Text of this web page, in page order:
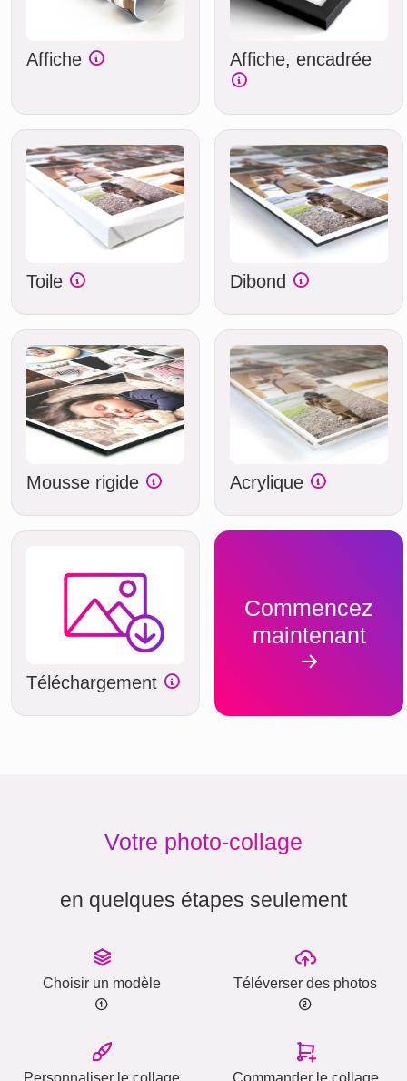
Affiche Affiche, encadrée
Toile Dibond
Mousse rigide Acrylique
Téléchargement
Commencez
maintenant
Votre photo-collage
en quelques étapes seulement
Choisir un modèle Téléverser des photos